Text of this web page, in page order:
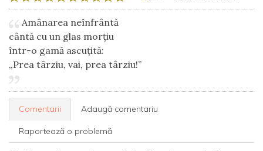
Amânarea neînfrântă
cântă cu un glas morțiu
într-o gamă ascuțită:
„Prea târziu, vai, prea târziu!”
Comentarii Adaugă comentariu
Raportează o problemă